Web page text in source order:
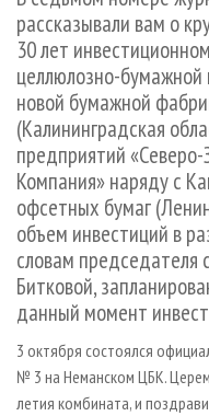
СУШКА ДРЕВЕСИНЫ
ПРОИЗВОДСТВО
ДЕРЕВЯННОЕ
ПРОИЗВОДСТВО
БИОЭНЕРГЕТИКА
ЦБП
ИНСТРУМЕНТ И
ПЕРСОНЫ
МОБИЛЬНЫЕ ВЫСТАВКИ
ОФИЦИАЛЬНЫЕ
ПРИОРИТЕТНЫЕ
RUSSIAN FORESTRY
ГАЗЕТА
БИБЛИОТЕКА
КОНТАКТЫ
РЕКЛАМА
РЕКЛАМА НА САЙТЕ
рассказывали вам о
30 лет
целлюлозно-
новой бумажной
(Калининградская
предприятий
Компания» наряду с
офсетных бумаг
объем инвестиций в
словам
Битковой,
данный момент
3 октября состоялся
№ 3 на Неманском ЦБК.
летия комбината, и